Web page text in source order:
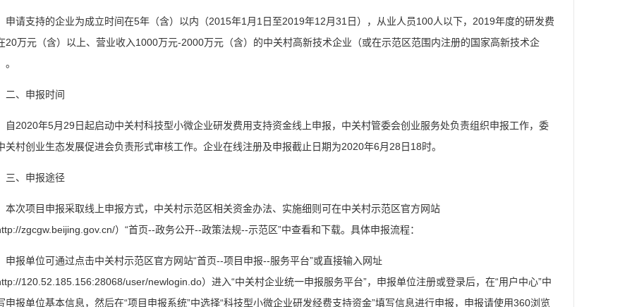
支持的企业为成立时间在5年（含）以内（2015年1月1日至2019年12月31日），从业人员100人以下，2019年度的研发费
20万元（含）以上、营业收入1000万元-2000万元（含）的中关村高新技术企业（或在示范区范围内注册的国家高新技术企
。
、申报时间
年5月29日起启动中关村科技型小微企业研发费用支持资金线上申报，中关村管委会创业服务处负责组织申报工作，委
关村创业生态发展促进会负责形式审核工作。企业在线注册及申报截止日期为2020年6月28日18时。
、申报途径
项目申报采取线上申报方式，中关村示范区相关资金办法、实施细则可在中关村示范区官方网站
zgcgw.beijing.gov.cn/）“首页--政务公开--政策法规--示范区”中查看和下载。具体申报流程：
单位可通过点击中关村示范区官方网站“首页--项目申报--服务平台”或直接输入网址
120.52.185.156:28068/user/newlogin.do）进入“中关村企业统一申报服务平台”，申报单位注册或登录后，在“用户中心”中
申报单位基本信息，然后在“项目申报系统”中选择“科技型小微企业研发经费支持资金”填写信息进行申报，申报请使用360浏览